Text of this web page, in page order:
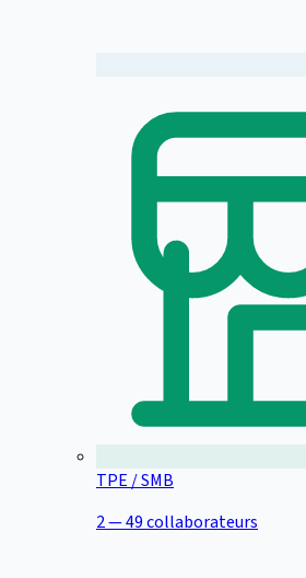
TPE / SMB
2 — 49 collaborateurs